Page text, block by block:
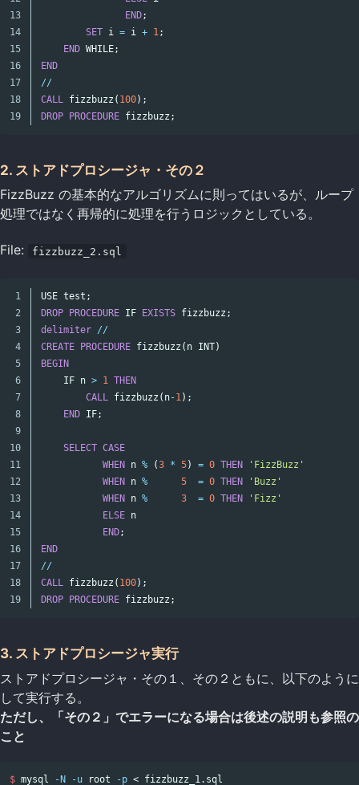
13
14
15
16
17
18
END;
SET i = i + 1;
END WHILE;
END
//
CALL fizzbuzz ( 100);
DROP PROCEDURE fizzbuzz ;
2. ストアドプロシージャ・その２
FizzBuzz の基本的なアルゴリズムに則ってはいるが、ループ
処理ではなく再帰的に処理を行うロジックとしている。
File: fizzbuzz_2.sql
1
2
3
4
5
6
7
8
9
10
11
12
13
14
15
16
17
18
USE test ;
DROP
PROCEDURE IF EXISTS fizzbuzz ;
delimiter //
CREATE
PROCEDURE fizzbuzz ( n INT)
BEGIN
IF n > 1 THEN
CALL fizzbuzz ( n-1);
END IF;
SELECT CASE
WHEN
n % (3 * 5) = 0 THEN
'FizzBuzz'
WHEN
n % 5 = 0 THEN
'Buzz'
WHEN
n % 3 = 0 THEN
'Fizz'
ELSE n
END;
END
//
CALL fizzbuzz ( 100);
DROP
PROCEDURE fizzbuzz ;
3. ストアドプロシージャ実行
ストアドプロシージャ・その１、その２ともに、以下のように
して実行する。
ただし、「その２」でエラーになる場合は後述の説明も参照の
こと
$ mysql -N -u root -p